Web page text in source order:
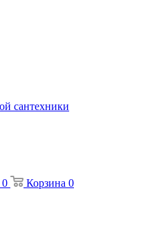
0 Корзина 0